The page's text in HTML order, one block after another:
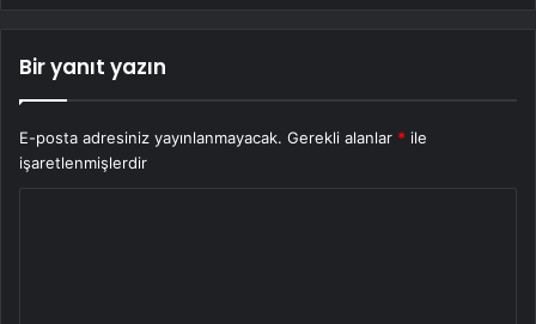
Bir yanıt yazın
E-posta adresiniz yayınlanmayacak. Gerekli alanlar * ile
işaretlenmişlerdir